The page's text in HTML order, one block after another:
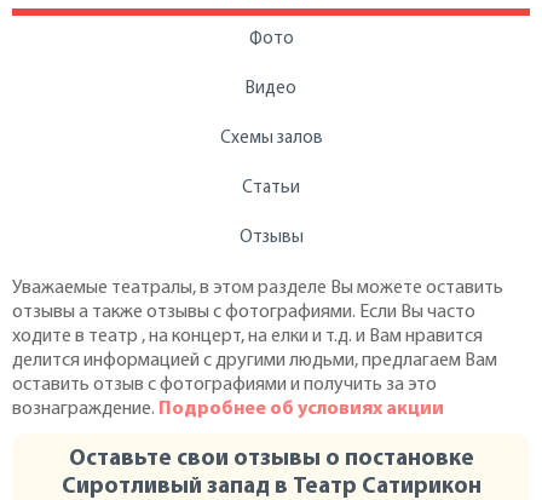
Фото
Видео
Схемы залов
Статьи
Отзывы
Уважаемые театралы, в этом разделе Вы можете оставить
отзывы а также отзывы с фотографиями. Если Вы часто
ходите в театр , на концерт, на елки и т.д. и Вам нравится
делится информацией с другими людьми, предлагаем Вам
оставить отзыв с фотографиями и получить за это
вознаграждение. Подробнее об условиях акции
Оставьте свои отзывы о постановке
Сиротливый запад в Театр Сатирикон